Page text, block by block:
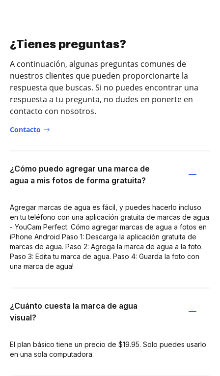
¿Tienes preguntas?
A continuación, algunas preguntas comunes de
nuestros clientes que pueden proporcionarte la
respuesta que buscas. Si no puedes encontrar una
respuesta a tu pregunta, no dudes en ponerte en
contacto con nosotros.
Contacto
¿Cómo puedo agregar una marca de
agua a mis fotos de forma gratuita?
Agregar marcas de agua es fácil, y puedes hacerlo incluso
en tu teléfono con una aplicación gratuita de marcas de agua
- YouCam Perfect. Cómo agregar marcas de agua a fotos en
iPhone Android Paso 1: Descarga la aplicación gratuita de
marcas de agua. Paso 2: Agrega la marca de agua a la foto.
Paso 3: Edita tu marca de agua. Paso 4: Guarda la foto con
una marca de agua!
¿Cuánto cuesta la marca de agua
visual?
El plan básico tiene un precio de $19.95. Solo puedes usarlo
en una sola computadora.